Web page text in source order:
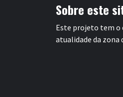
Sobre este
Este projeto tem o
atualidade da zona